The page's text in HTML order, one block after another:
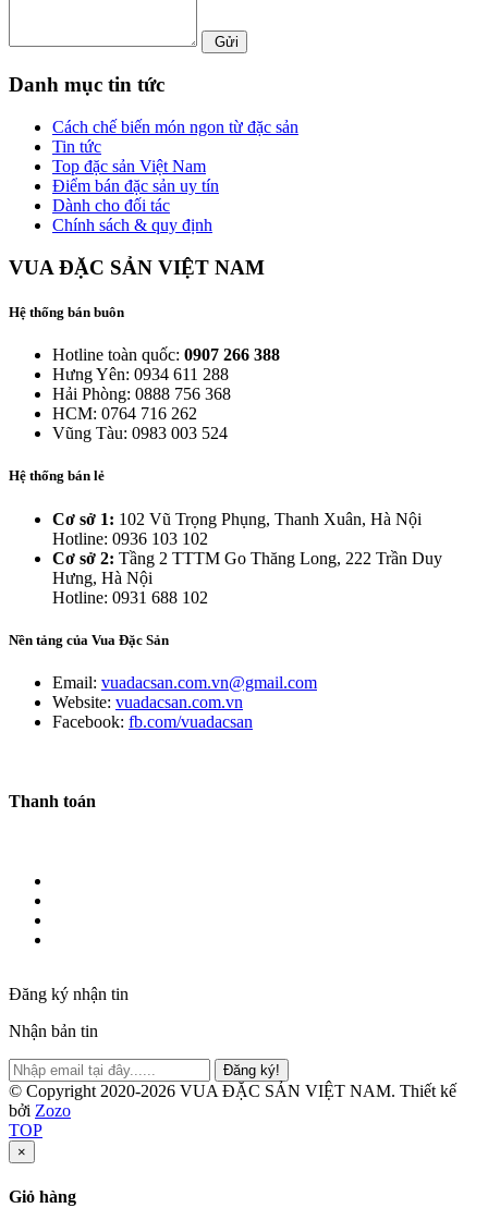
Gửi
Danh mục tin tức
Cách chế biến món ngon từ đặc sản
Tin tức
Top đặc sản Việt Nam
Điểm bán đặc sản uy tín
Dành cho đối tác
Chính sách & quy định
VUA ĐẶC SẢN VIỆT NAM
Hệ thống bán buôn
Hotline toàn quốc: 0907 266 388
Hưng Yên: 0934 611 288
Hải Phòng: 0888 756 368
HCM: 0764 716 262
Vũng Tàu: 0983 003 524
Hệ thống bán lẻ
Cơ sở 1: 102 Vũ Trọng Phụng, Thanh Xuân, Hà Nội
Hotline: 0936 103 102
Cơ sở 2: Tầng 2 TTTM Go Thăng Long, 222 Trần Duy
Hưng, Hà Nội
Hotline: 0931 688 102
Nền tảng của Vua Đặc Sản
Email: vuadacsan.com.vn@gmail.com
Website: vuadacsan.com.vn
Facebook: fb.com/vuadacsan
Thanh toán
Đăng ký nhận tin
Nhận bản tin
Đăng ký!
© Copyright 2020-2026 VUA ĐẶC SẢN VIỆT NAM. Thiết kế
bởi Zozo
TOP
×
Giỏ hàng